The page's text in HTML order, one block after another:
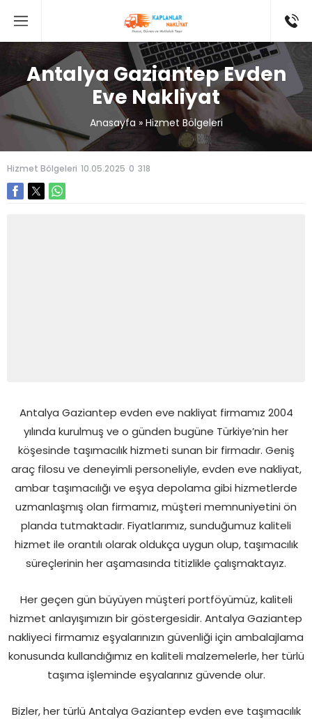
Antalya Gaziantep Evden
Eve Nakliyat
Anasayfa» Hizmet Bölgeleri
Hizmet Bölgeleri 10.05.2025 0 318
Antalya Gaziantep evden eve nakliyat firmamız 2004
yılında kurulmuş ve o günden bugüne Türkiye’nin her
köşesinde taşımacılık hizmeti sunan bir firmadır. Geniş
araç filosu ve deneyimli personeliyle, evden eve nakliyat,
ambar taşımacılığı ve eşya depolama gibi hizmetlerde
uzmanlaşmış olan firmamız, müşteri memnuniyetini ön
planda tutmaktadır. Fiyatlarımız, sunduğumuz kaliteli
hizmet ile orantılı olarak oldukça uygun olup, taşımacılık
süreçlerinin her aşamasında titizlikle çalışmaktayız.
Her geçen gün büyüyen müşteri portföyümüz, kaliteli
hizmet anlayışımızın bir göstergesidir. Antalya Gaziantep
nakliyeci firmamız eşyalarınızın güvenliği için ambalajlama
konusunda kullandığımız en kaliteli malzemelerle, her türlü
taşıma işleminde eşyalarınız güvende olur.
Bizler, her türlü Antalya Gaziantep evden eve taşımacılık